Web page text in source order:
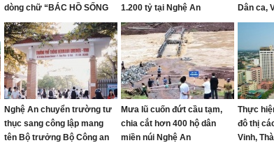
dòng chữ “BÁC HỒ SỐNG
MÃI” trên Núi Nhón
1.200 tỷ tại Nghệ An
Dân ca,
năm
Nghệ An chuyển trường tư
thục sang công lập mang
tên Bộ trưởng Bộ Công an
Mưa lũ cuốn đứt cầu tạm,
chia cắt hơn 400 hộ dân
miền núi Nghệ An
Thực
đô thị
Vinh,